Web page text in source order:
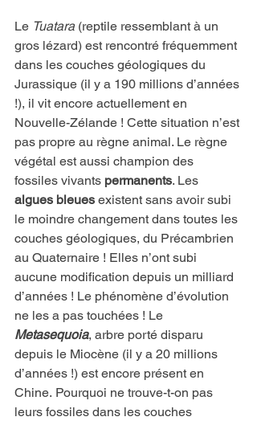
Le Tuatara (reptile ressemblant à un
gros lézard) est rencontré fréquemment
dans les couches géologiques du
Jurassique (il y a 190 millions d’années
!), il vit encore actuellement en
Nouvelle-Zélande ! Cette situation n’est
pas propre au règne animal. Le règne
végétal est aussi champion des
fossiles vivants permanents. Les
algues bleues existent sans avoir subi
le moindre changement dans toutes les
couches géologiques, du Précambrien
au Quaternaire ! Elles n’ont subi
aucune modification depuis un milliard
d’années ! Le phénomène d’évolution
ne les a pas touchées ! Le
Metasequoia, arbre porté disparu
depuis le Miocène (il y a 20 millions
d’années !) est encore présent en
Chine. Pourquoi ne trouve-t-on pas
leurs fossiles dans les couches